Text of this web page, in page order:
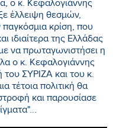
ο κ. Κεφαλογιάννης
έλλειψη θεσμών,
παγκόσμια κρίση, που
ιδιαίτερα της Ελλάδας
να πρωταγωνιστήσει η
ο κ. Κεφαλογιάννης
του ΣΥΡΙΖΑ και του κ.
τέτοια πολιτική θα
και παρουσίασε